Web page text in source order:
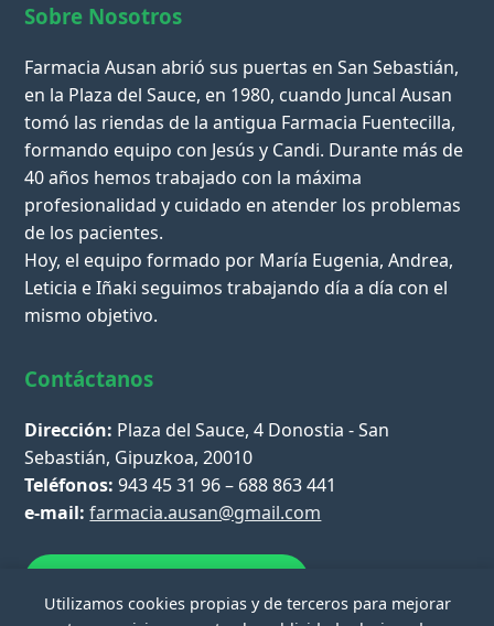
Sobre Nosotros
Farmacia Ausan abrió sus puertas en San Sebastián,
en la Plaza del Sauce, en 1980, cuando Juncal Ausan
tomó las riendas de la antigua Farmacia Fuentecilla,
formando equipo con Jesús y Candi. Durante más de
40 años hemos trabajado con la máxima
profesionalidad y cuidado en atender los problemas
de los pacientes.
Hoy, el equipo formado por María Eugenia, Andrea,
Leticia e Iñaki seguimos trabajando día a día con el
mismo objetivo.
Contáctanos
Dirección: Plaza del Sauce, 4 Donostia - San
Sebastián, Gipuzkoa, 20010
Teléfonos: 943 45 31 96 – 688 863 441
e-mail: farmacia.ausan@gmail.com
Utilizamos cookies propias y de terceros para mejorar